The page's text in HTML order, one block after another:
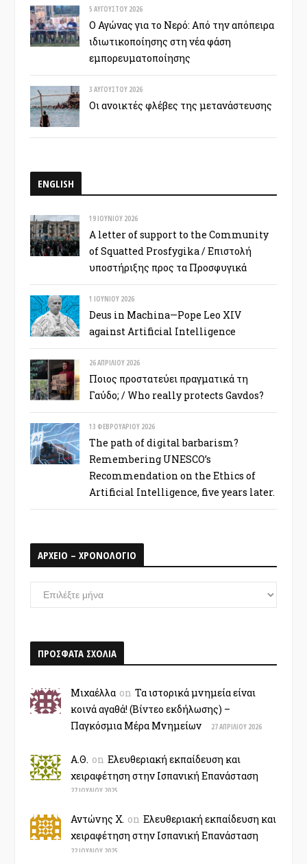
5 ΑΥΓΟΎΣΤΟΥ 2026
Ο Αγώνας για το Νερό: Από την απόπειρα
ιδιωτικοποίησης στη νέα φάση
εμπορευματοποίησης
3 ΑΥΓΟΎΣΤΟΥ 2026
Οι ανοικτές φλέβες της μετανάστευσης
ENGLISH
19 ΙΟΥΝΊΟΥ 2026
A letter of support to the Community
of Squatted Prosfygika / Επιστολή
υποστήριξης προς τα Προσφυγικά
1 ΙΟΥΝΊΟΥ 2026
Deus in Machina—Pope Leo XIV
against Artificial Intelligence
26 ΑΠΡΙΛΊΟΥ 2026
Ποιος προστατεύει πραγματικά τη
Γαύδο; / Who really protects Gavdos?
13 ΦΕΒΡΟΥΑΡΊΟΥ 2026
The path of digital barbarism?
Remembering UNESCO’s
Recommendation on the Ethics of
Artificial Intelligence, five years later.
ΑΡΧΕΙΟ – ΧΡΟΝΟΛΟΓΙΟ
ΑΡΧΕΙΟ
–
ΠΡΟΣΦΑΤΑ ΣΧΟΛΙΑ
Μιχαέλλα on Τα ιστορικά μνημεία είναι
κοινά αγαθά! (Βίντεο εκδήλωσης) –
Παγκόσμια Μέρα Μνημείων
27 ΑΠΡΙΛΊΟΥ 2026
Α.Θ. on Ελευθεριακή εκπαίδευση και
χειραφέτηση στην Ισπανική Επανάσταση
27 ΙΟΥΛΊΟΥ 2025
Αντώνης Χ. on Ελευθεριακή εκπαίδευση και
χειραφέτηση στην Ισπανική Επανάσταση
22 ΙΟΥΛΊΟΥ 2025